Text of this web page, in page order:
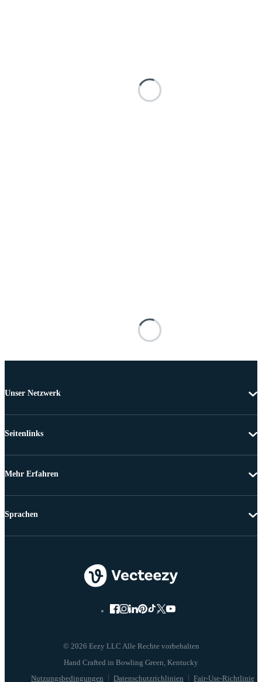
Unser Netzwerk
Seitenlinks
Mehr Erfahren
© 2026 Eezy LLC Alle Rechte vorbehalten
Nutzungsbedingungen Datenschutzrichlinien Fair-Use-Richtlinie
Sprachen